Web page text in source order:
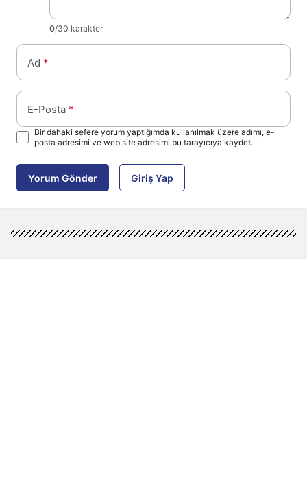
0/30 karakter
Ad *
E-Posta *
Bir dahaki sefere yorum yaptığımda kullanılmak üzere adımı, e-
posta adresimi ve web site adresimi bu tarayıcıya kaydet.
Yorum Gönder Giriş Yap